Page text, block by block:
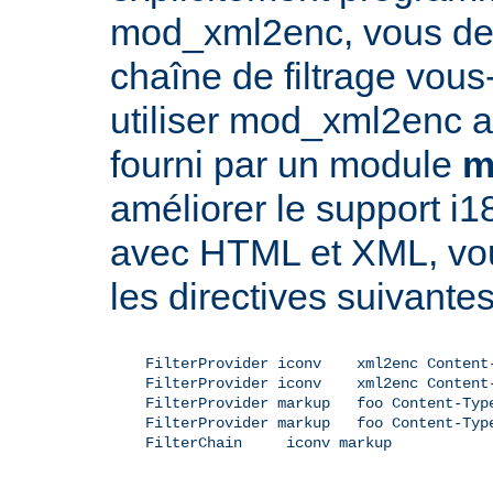
mod_xml2enc, vous
chaîne de filtrage
utiliser mod_xml2enc
fourni par un module
améliorer le support
avec HTML et XML,
les directives
FilterProvider iconv    xml2enc
FilterProvider iconv    xml2enc
FilterProvider markup   foo Content-
FilterProvider markup   foo Content-
    FilterChain     iconv markup